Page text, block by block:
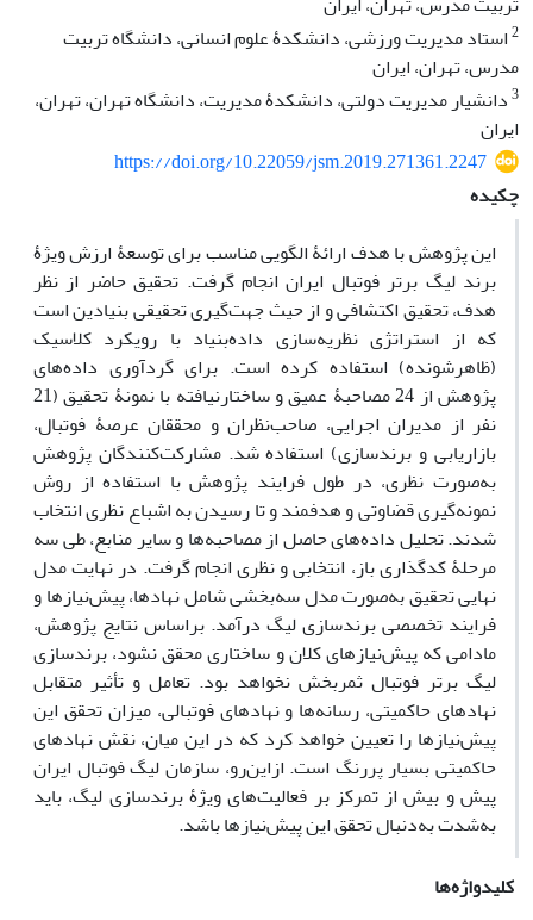
2استاد مدیریت ورزشی، دانشکدۀ علوم انسانی، دانشگاه تربیت
‌مدرس، تهران، ایران
3دانشیار مدیریت دولتی، دانشکدۀ مدیریت، دانشگاه تهران، تهران،
ایران
https://doi.org/10.22059/jsm.2019.271361.2247
چکیده
این پژوهش با هدف ارائۀ الگویی مناسب برای توسعۀ ارزش ویژۀ
برند لیگ برتر فوتبال ایران انجام گرفت. تحقیق حاضر از نظر
هدف، تحقیق اکتشافی و از حیث جهت‌گیری تحقیقی بنیادین است
که از استراتژی نظریه‌سازی داده‌بنیاد با رویکرد کلاسیک
(ظاهرشونده) استفاده کرده است. برای گردآوری داده‌های
پژوهش از 24 مصاحبۀ عمیق و ساختارنیافته با نمونۀ تحقیق (21
نفر از مدیران اجرایی، صاحب‌نظران و محققان عرصۀ فوتبال،
بازاریابی و برندسازی) استفاده شد. مشارکت‌کنندگان پژوهش
به‌صورت نظری، در طول فرایند پژوهش با استفاده از روش
نمونه‌گیری قضاوتی و هدفمند و تا رسیدن به اشباع نظری انتخاب
شدند. تحلیل داده‌های حاصل از مصاحبه‌ها و سایر منابع، طی سه
مرحلۀ کدگذاری باز، انتخابی و نظری انجام گرفت. در نهایت مدل
نهایی تحقیق به‌صورت مدل سه‌بخشی شامل نهادها، پیش‌نیازها و
فرایند تخصصی برندسازی لیگ درآمد. براساس نتایج پژوهش،
مادامی ‌که پیش‌نیازهای کلان و ساختاری محقق نشود، برندسازی
لیگ برتر فوتبال ثمربخش نخواهد بود. تعامل و تأثیر متقابل
نهادهای حاکمیتی، رسانه‌ها و نهادهای فوتبالی، میزان تحقق این
پیش‌نیازها را تعیین خواهد کرد که در این میان، نقش نهادهای
حاکمیتی بسیار پررنگ است. ازاین‌رو، سازمان لیگ فوتبال ایران
پیش و بیش از تمرکز بر فعالیت‌های ویژۀ برندسازی لیگ، باید
به‌شدت به‌دنبال تحقق این پیش‌نیازها باشد.
کلیدواژه‌ها